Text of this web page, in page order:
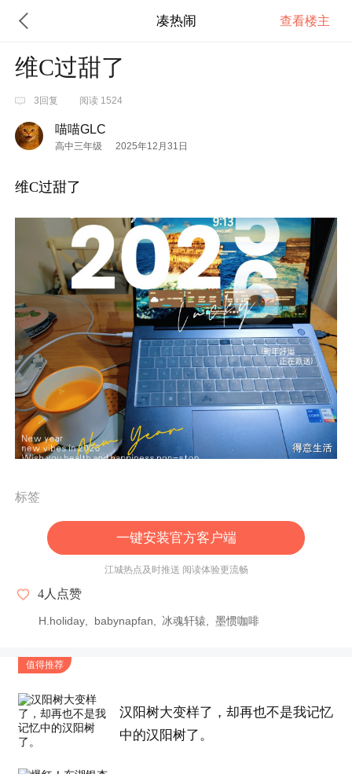
凑热闹 查看楼主
维C过甜了
3回复 阅读 1524
喵喵GLC
高中三年级 2025年12月31日
维C过甜了
标签
一键安装官方客户端
江城热点及时推送 阅读体验更流畅
4人点赞
H.holiday babynapfan 冰魂轩辕 墨惯咖啡
值得推荐
汉阳树大变样了，却再也不是我记忆
中的汉阳树了。